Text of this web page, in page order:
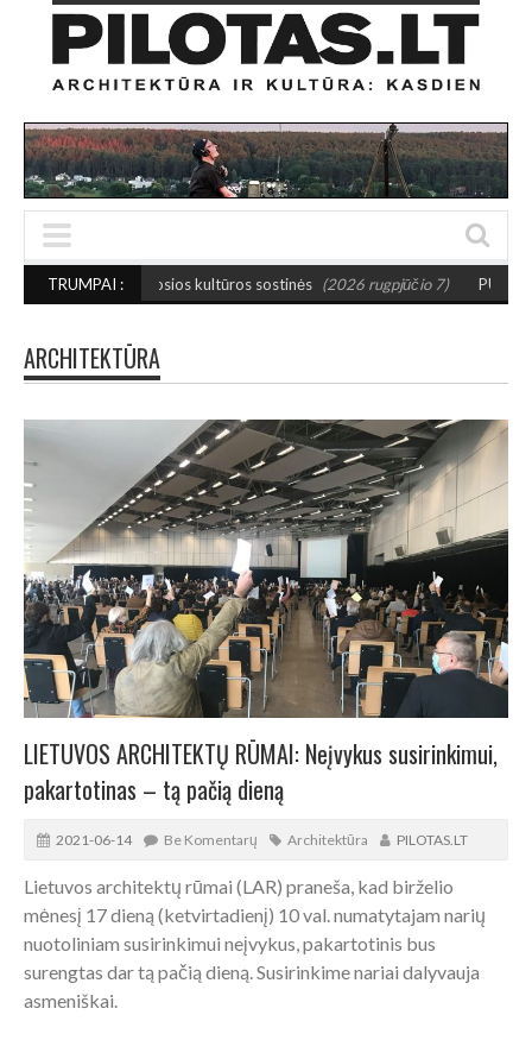
TRUMPAI :
kultūros sostinės (2026 rugpjūčio 7) PUSIAUSVYROS AKTAS
ARCHITEKTŪRA
LIETUVOS ARCHITEKTŲ RŪMAI: Neįvykus susirinkimui,
pakartotinas – tą pačią dieną
2021-06-14 Be Komentarų Architektūra PILOTAS.LT
Lietuvos architektų rūmai (LAR) praneša, kad birželio
mėnesį 17 dieną (ketvirtadienį) 10 val. numatytajam narių
nuotoliniam susirinkimui neįvykus, pakartotinis bus
surengtas dar tą pačią dieną. Susirinkime nariai dalyvauja
asmeniškai.